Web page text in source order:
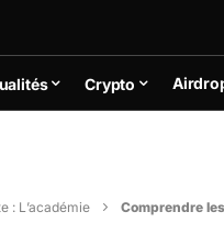
Crypto
: L’académie
Comprendre